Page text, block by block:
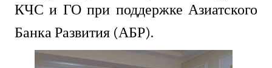
КЧС и ГО при поддержке Азиатского
Банка Развития (АБР).